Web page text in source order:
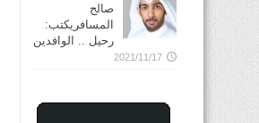
صالح
المسافريكتب:
رحيل .. الوافدين
2021/11/17